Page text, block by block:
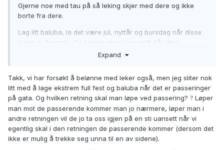
Gjerne noe med tau på så leking skjer med dere og ikke
borte fra dere.
Lag litt baluba, la det være jul, nyttår og bursdag når disse
leken er fremme. Og belønn med noe godt når dere
avslutter. Start med korte, korte økter hjemme, og heller
hjemme, og så gradvis avansere med forstyrrelser. (Alt
ettersom hvor gøy valpen synes det er)
Start med ting dere kan trekke dere lenger bort ifra ved
behov sånn at dere så godt som alltid får til lek med dere.
Legg opp til suksess!?
Expand
Takk, vi har forsøkt å belønne med leker også, men jeg sliter nok
litt med å lage ekstrem full fest og baluba når det er passeringer
på gata. Og hvilken retning skal man løpe ved passering? ? Løper
man mot de passerende kommer man jo nærmere, løper man i
andre retningen vil de jo ta oss igjen på en sti uansett når vi
egentlig skal i den retningen de passerende kommer (dersom det
ikke er mulig å trekke seg unna til en av sidene).